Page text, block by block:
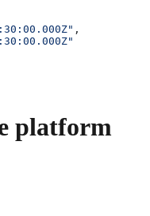
,
platform